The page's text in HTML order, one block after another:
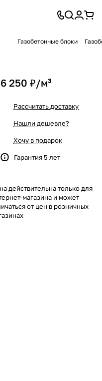
Газобетонные блоки
6 250 ₽/м³
Рассчитать доставку
Нашли дешевле?
Хочу в подарок
Гарантия 5 лет
действительна только для
магазина и может
от цен в розничных